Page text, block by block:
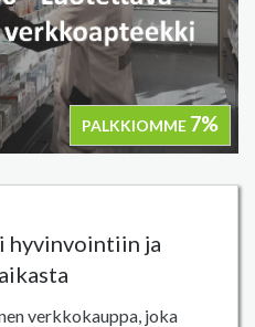
PALKKIOMME 7%
hyvinvointiin ja
verkkokauppa, joka